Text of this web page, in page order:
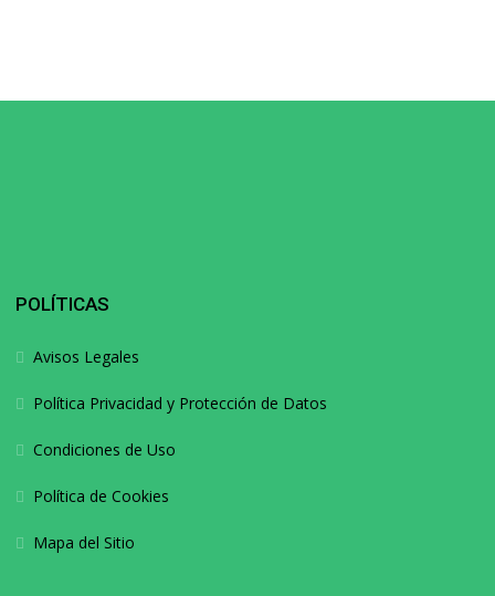
POLÍTICAS
Avisos Legales
Política Privacidad y Protección de Datos
Condiciones de Uso
Política de Cookies
Mapa del Sitio